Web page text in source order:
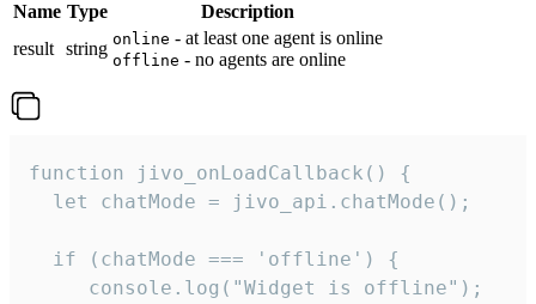
Name Type
Description
result string online - at least one agent is online
offline - no agents are online
function jivo_onLoadCallback() {
  let chatMode = jivo_api.chatMode();
  if (chatMode === 'offline') {
     console.log("Widget is offline");